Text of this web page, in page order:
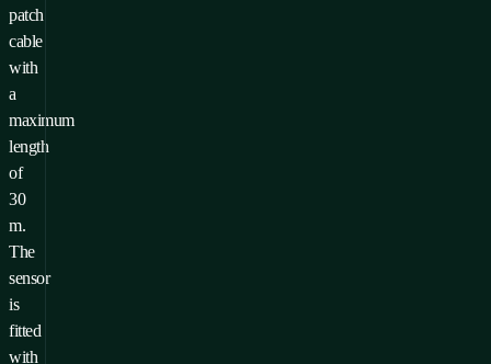
patch
cable
with
a
maximum
length
of
30
m.
The
sensor
is
fitted
with